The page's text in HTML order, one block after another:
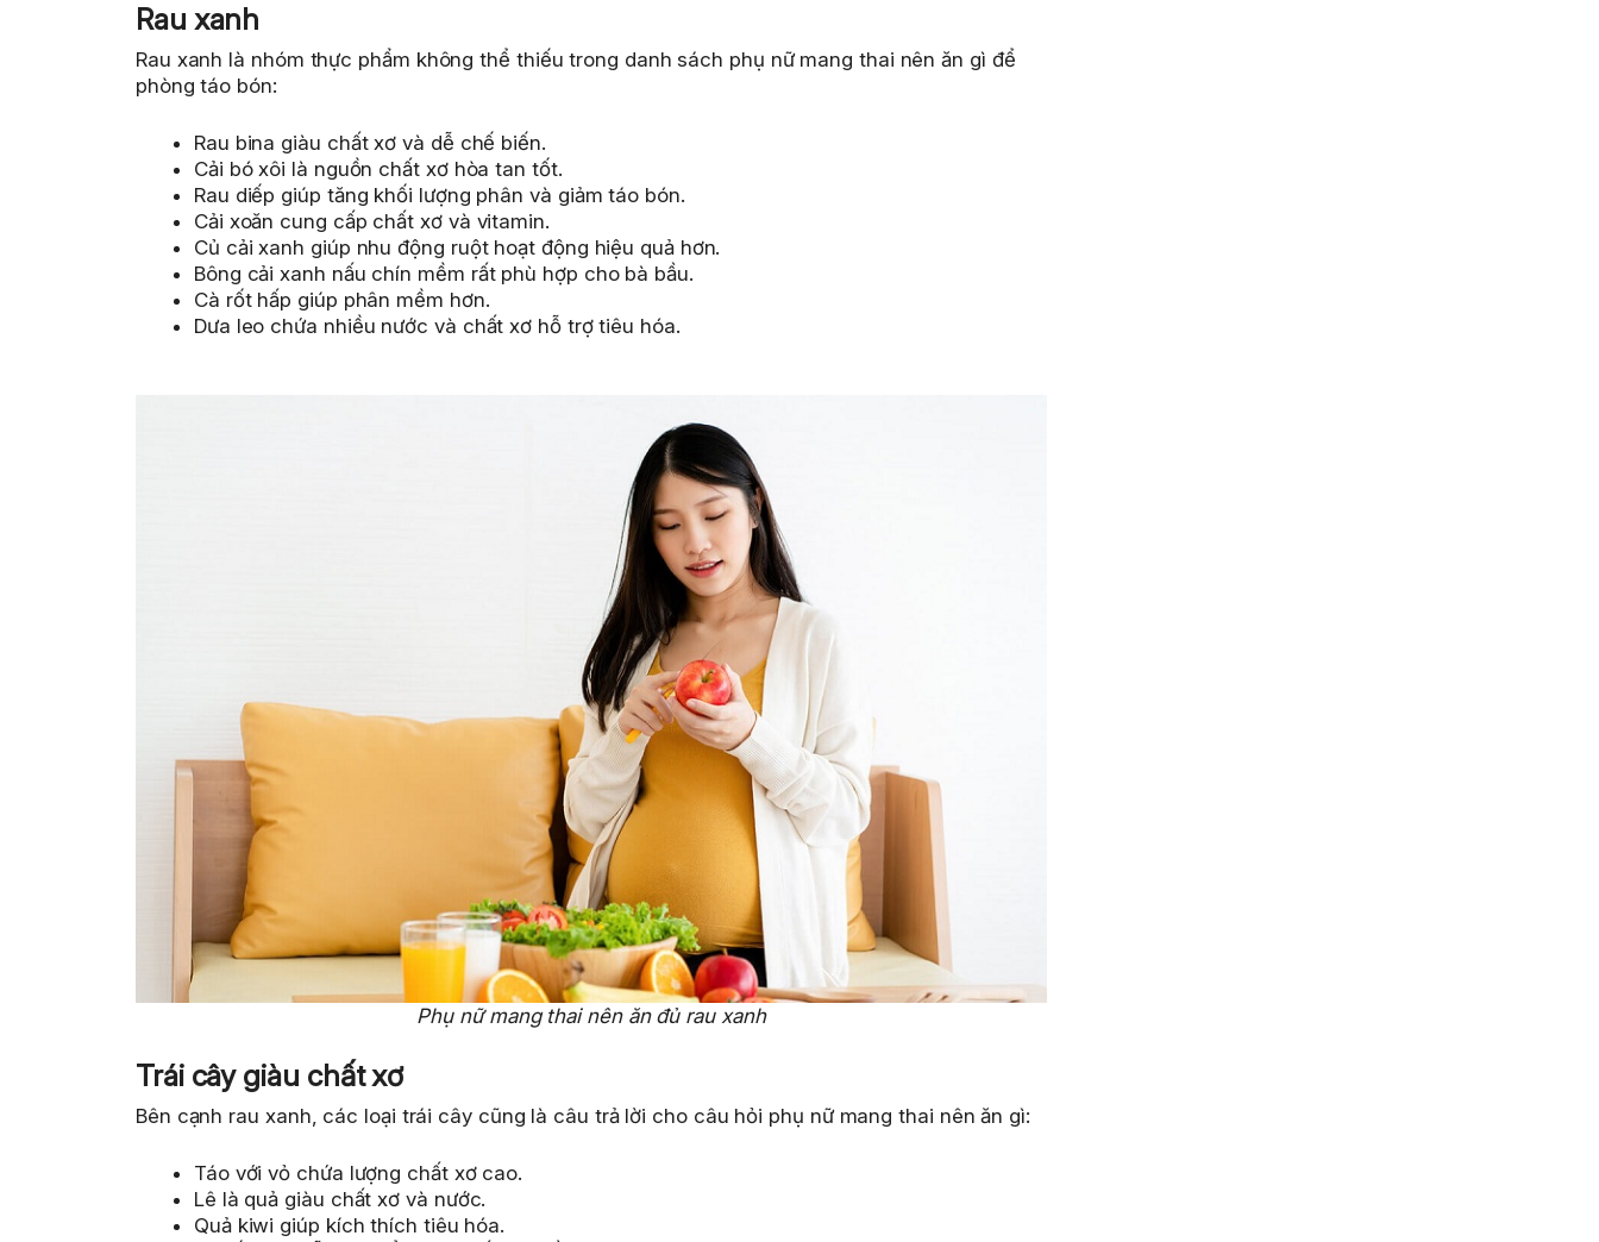
Rau xanh
Rau xanh là nhóm thực phẩm không thể thiếu trong danh sách phụ nữ mang thai nên ăn gì để
phòng táo bón:
Rau bina giàu chất xơ và dễ chế biến.
Cải bó xôi là nguồn chất xơ hòa tan tốt.
Rau diếp giúp tăng khối lượng phân và giảm táo bón.
Cải xoăn cung cấp chất xơ và vitamin.
Củ cải xanh giúp nhu động ruột hoạt động hiệu quả hơn.
Bông cải xanh nấu chín mềm rất phù hợp cho bà bầu.
Cà rốt hấp giúp phân mềm hơn.
Dưa leo chứa nhiều nước và chất xơ hỗ trợ tiêu hóa.
Phụ nữ mang thai nên ăn đủ rau xanh
Trái cây giàu chất xơ
Bên cạnh rau xanh, các loại trái cây cũng là câu trả lời cho câu hỏi phụ nữ mang thai nên ăn gì:
Táo với vỏ chứa lượng chất xơ cao.
Lê là quả giàu chất xơ và nước.
Quả kiwi giúp kích thích tiêu hóa.